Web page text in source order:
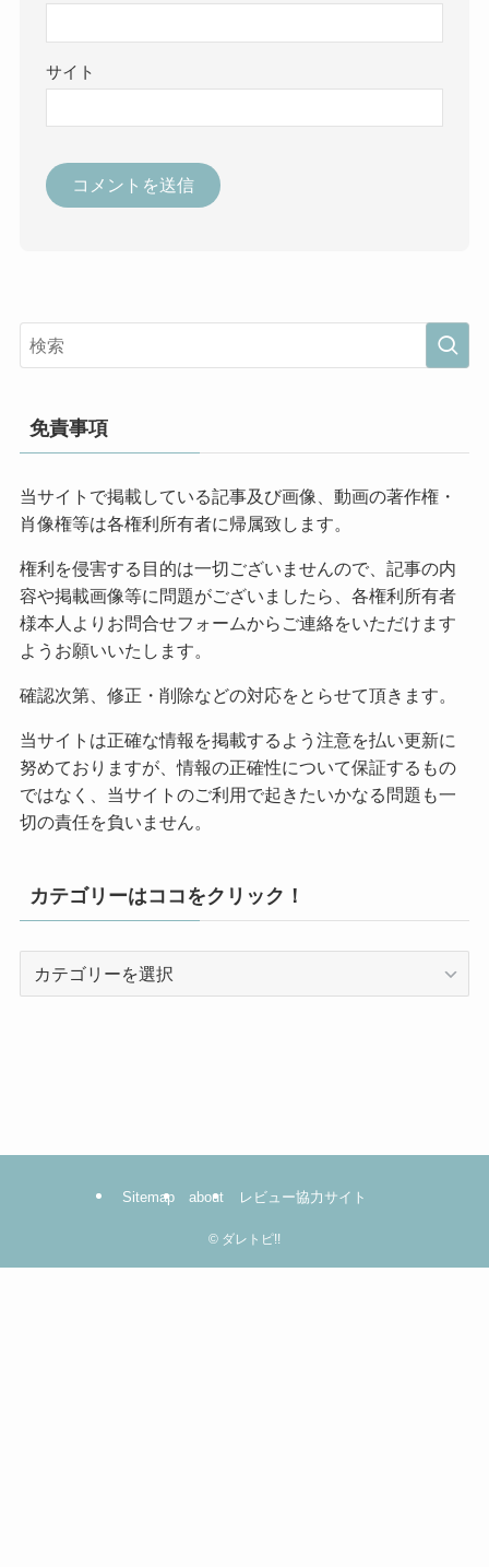
サイト
免責事項
当サイトで掲載している記事及び画像、動画の著作権・
肖像権等は各権利所有者に帰属致します。
権利を侵害する目的は一切ございませんので、記事の内
容や掲載画像等に問題がございましたら、各権利所有者
様本人よりお問合せフォームからご連絡をいただけます
ようお願いいたします。
確認次第、修正・削除などの対応をとらせて頂きます。
当サイトは正確な情報を掲載するよう注意を払い更新に
努めておりますが、情報の正確性について保証するもの
ではなく、当サイトのご利用で起きたいかなる問題も一
切の責任を負いません。
カテゴリーはココをクリック！
コ
ッ
Sitemap about レビュー協力サイト
© ダレトピ!!